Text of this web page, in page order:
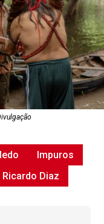
Impuros
Ricardo Diaz